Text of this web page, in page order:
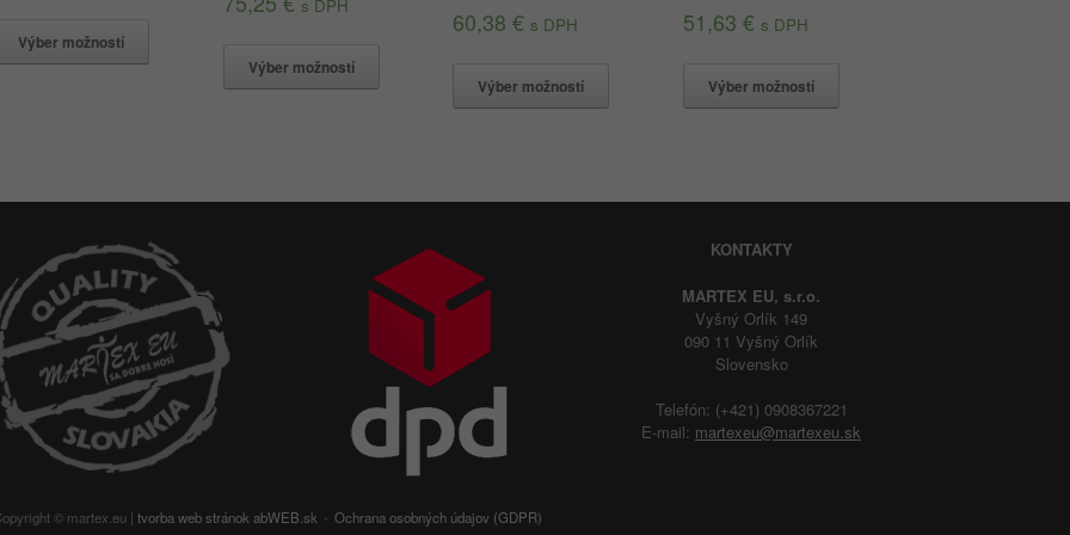
Výber možností
s DPH
Výber možností
60,38€ s DPH
Výber možností
51,63 € s DPH
Výber možností
KONTAKTY
MARTEX EU, s.r.o.
Vyšný Orlík 149
090 11 Vyšný Orlík
Slovensko
Telefón: (+421) 0908367221
E-mail: martexeu@martexeu.sk
© martex.eu | tvorba web stránokabWEB.sk Ochrana osobných údajov (GDPR)